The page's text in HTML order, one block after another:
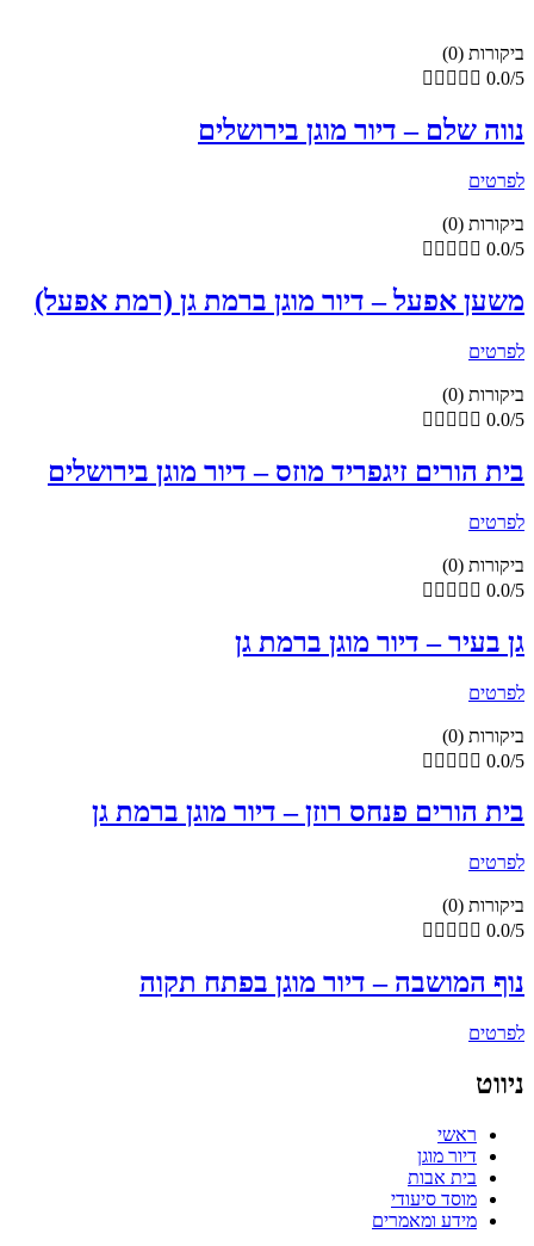
ביקורות (0)
     0.0/5
נווה שלם – דיור מוגן בירושלים
לפרטים
ביקורות (0)
     0.0/5
משען אפעל – דיור מוגן ברמת גן (רמת אפעל)
לפרטים
ביקורות (0)
     0.0/5
בית הורים זיגפריד מוזס – דיור מוגן בירושלים
לפרטים
ביקורות (0)
     0.0/5
גן בעיר – דיור מוגן ברמת גן
לפרטים
ביקורות (0)
     0.0/5
בית הורים פנחס רוזן – דיור מוגן ברמת גן
לפרטים
ביקורות (0)
     0.0/5
נוף המושבה – דיור מוגן בפתח תקוה
לפרטים
ניווט
ראשי
דיור מוגן
בית אבות
מוסד סיעודי
מידע ומאמרים